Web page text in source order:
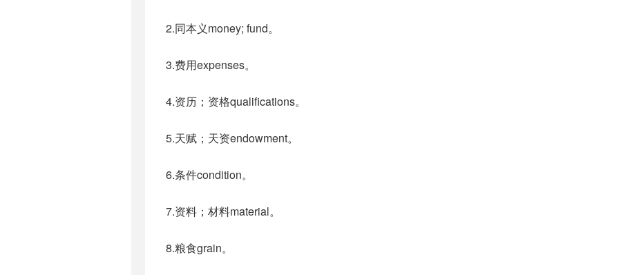
2.同本义money; fund。
3.费用expenses。
4.资历；资格qualifications。
5.天赋；天资endowment。
6.条件condition。
7.资料；材料material。
8.粮食grain。